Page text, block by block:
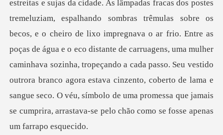
cheiro de lixo impregnava o ar frio. Entre as
poças de água e o eco distante de carruagens, uma mulher
caminhava sozinha, tropeçando a cada passo. Seu vestido
outrora branco